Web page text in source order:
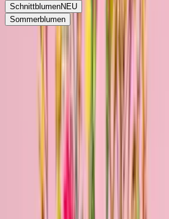
SchnittblumenNEU
Sommerblumen